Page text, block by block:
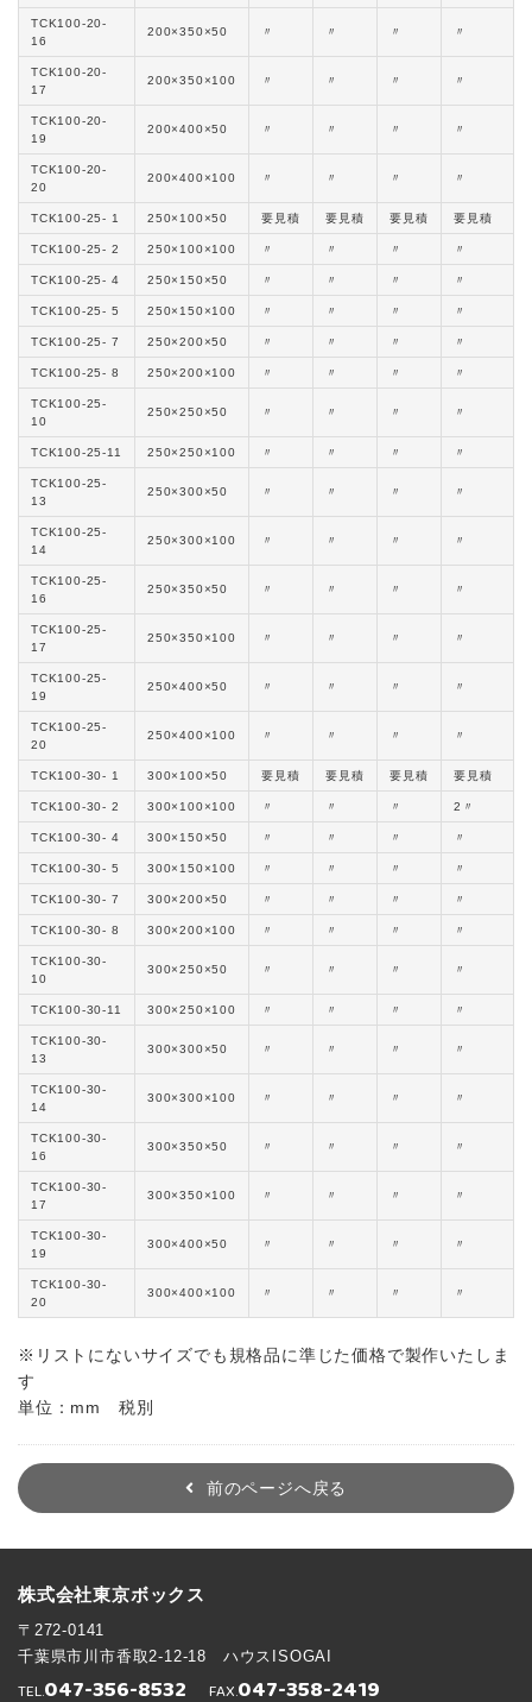
TCK100-20-
16
200×350×50 〃 〃 〃 〃
TCK100-20-
17
200×350×100 〃 〃 〃 〃
TCK100-20-
19
200×400×50 〃 〃 〃 〃
TCK100-20-
20
200×400×100 〃 〃 〃 〃
TCK100-25- 1 250×100×50 要見積 要見積 要見積 要見積
TCK100-25- 2 250×100×100 〃 〃 〃 〃
TCK100-25- 4 250×150×50 〃 〃 〃 〃
TCK100-25- 5 250×150×100 〃 〃 〃 〃
TCK100-25- 7 250×200×50 〃 〃 〃 〃
TCK100-25- 8 250×200×100 〃 〃 〃 〃
TCK100-25-
10
250×250×50 〃 〃 〃 〃
TCK100-25-11 250×250×100 〃 〃 〃 〃
TCK100-25-
13
250×300×50 〃 〃 〃 〃
TCK100-25-
14
250×300×100 〃 〃 〃 〃
TCK100-25-
16
250×350×50 〃 〃 〃 〃
TCK100-25-
17
250×350×100 〃 〃 〃 〃
TCK100-25-
19
250×400×50 〃 〃 〃 〃
TCK100-25-
20
250×400×100 〃 〃 〃 〃
TCK100-30- 1 300×100×50 要見積 要見積 要見積 要見積
TCK100-30- 2 300×100×100 〃 〃 〃 2〃
TCK100-30- 4 300×150×50 〃 〃 〃 〃
TCK100-30- 5 300×150×100 〃 〃 〃 〃
TCK100-30- 7 300×200×50 〃 〃 〃 〃
TCK100-30- 8 300×200×100 〃 〃 〃 〃
TCK100-30-
10
300×250×50 〃 〃 〃 〃
TCK100-30-11 300×250×100 〃 〃 〃 〃
TCK100-30-
13
300×300×50 〃 〃 〃 〃
TCK100-30-
14
300×300×100 〃 〃 〃 〃
TCK100-30-
16
300×350×50 〃 〃 〃 〃
TCK100-30-
17
300×350×100 〃 〃 〃 〃
TCK100-30-
19
300×400×50 〃 〃 〃 〃
TCK100-30-
20
300×400×100 〃 〃 〃 〃
※リストにないサイズでも規格品に準じた価格で製作いたしま
す
単位：mm 税別
前のページへ戻る
株式会社東京ボックス
〒272-0141
千葉県市川市香取2-12-18 ハウスISOGAI
TEL.047-356-8532 FAX.047-358-2419